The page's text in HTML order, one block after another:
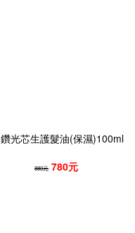
鑽光芯生護髮油(保濕)100ml
880元 780元